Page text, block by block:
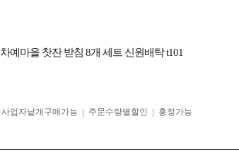
차예마을 찻잔 받침 8개 세트 신원배탁 t101
사업자 낱개구매가능
주문수량별할인 흥정가능